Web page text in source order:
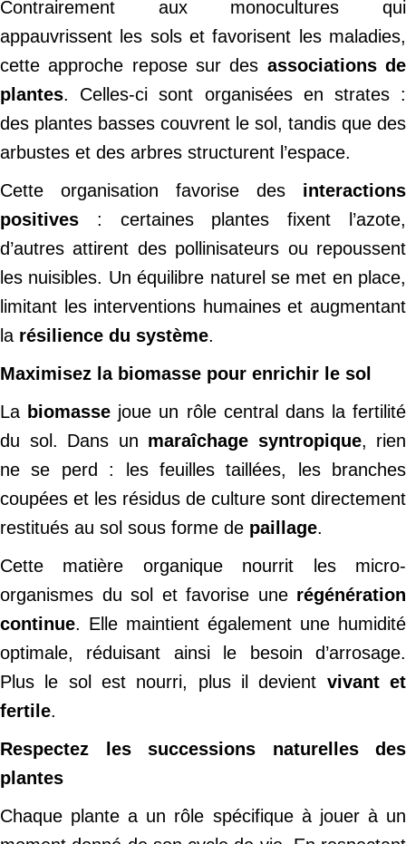
Contrairement aux monocultures qui
appauvrissent les sols et favorisent les maladies,
cette approche repose sur des associations de
plantes. Celles-ci sont organisées en strates :
des plantes basses couvrent le sol, tandis que des
arbustes et des arbres structurent l’espace.
Cette organisation favorise des interactions
positives : certaines plantes fixent l’azote,
d’autres attirent des pollinisateurs ou repoussent
les nuisibles. Un équilibre naturel se met en place,
limitant les interventions humaines et augmentant
la résilience du système.
Maximisez la biomasse pour enrichir le sol
La biomasse joue un rôle central dans la fertilité
du sol. Dans un maraîchage syntropique, rien
ne se perd : les feuilles taillées, les branches
coupées et les résidus de culture sont directement
restitués au sol sous forme de paillage.
Cette matière organique nourrit les micro-
organismes du sol et favorise une régénération
continue. Elle maintient également une humidité
optimale, réduisant ainsi le besoin d’arrosage.
Plus le sol est nourri, plus il devient vivant et
fertile.
Respectez les successions naturelles des
plantes
Chaque plante a un rôle spécifique à jouer à un